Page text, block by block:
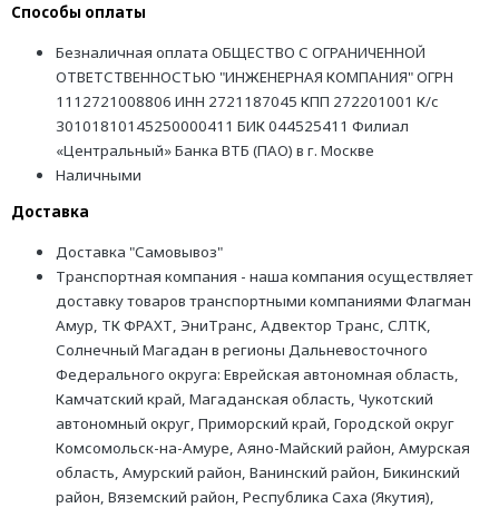
Способы оплаты
Безналичная оплата ОБЩЕСТВО С ОГРАНИЧЕННОЙ
ОТВЕТСТВЕННОСТЬЮ "ИНЖЕНЕРНАЯ КОМПАНИЯ" ОГРН
1112721008806 ИНН 2721187045 КПП 272201001 К/с
30101810145250000411 БИК 044525411 Филиал
«Центральный» Банка ВТБ (ПАО) в г. Москве
Наличными
Доставка
Доставка "Самовывоз"
Транспортная компания - наша компания осуществляет
доставку товаров транспортными компаниями Флагман
Амур, ТК ФРАХТ, ЭниТранс, Адвектор Транс, СЛТК,
Солнечный Магадан в регионы Дальневосточного
Федерального округа: Еврейская автономная область,
Камчатский край, Магаданская область, Чукотский
автономный округ, Приморский край, Городской округ
Комсомольск-на-Амуре, Аяно-Майский район, Амурская
область, Амурский район, Ванинский район, Бикинский
район, Вяземский район, Республика Саха (Якутия),